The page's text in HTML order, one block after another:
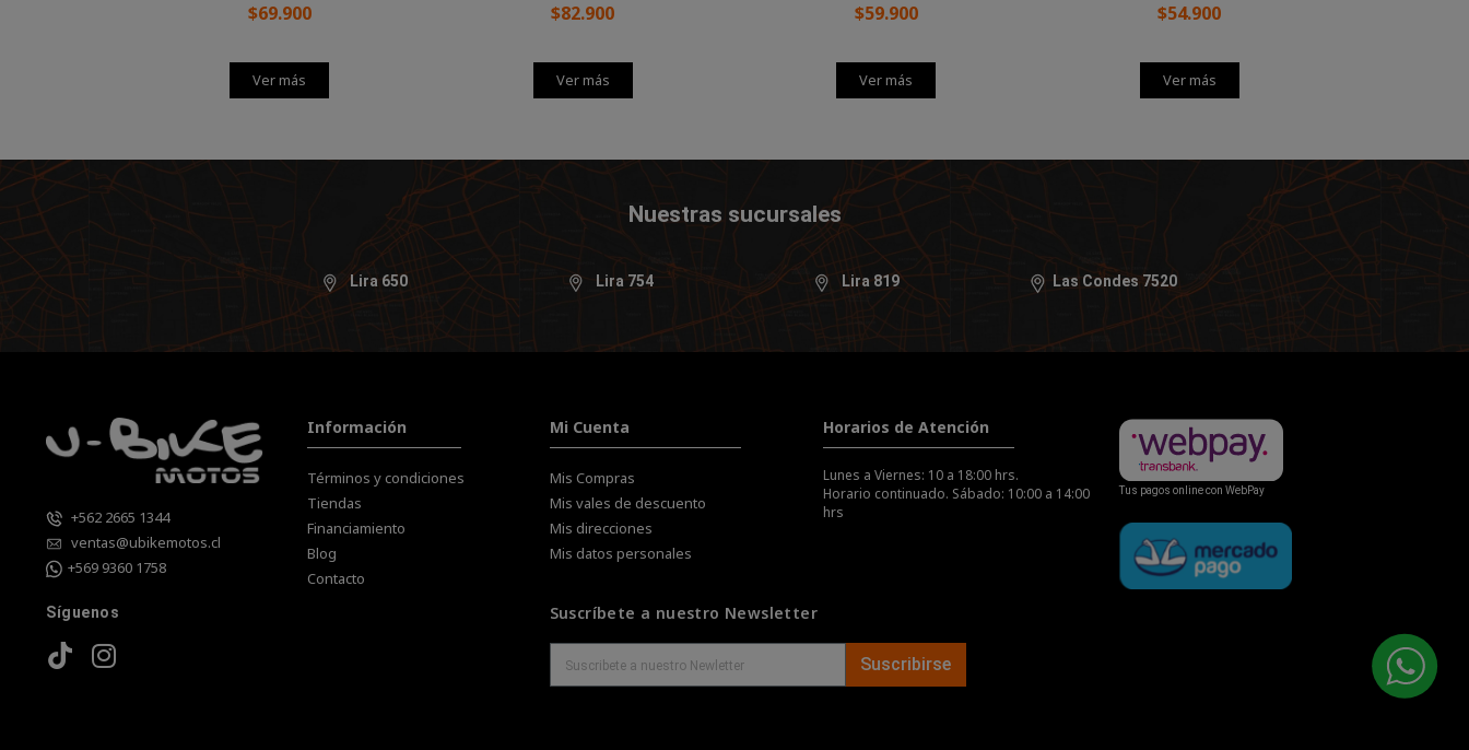
$69.900
Ver más
$82.900
Ver más
$59.900
Ver más
$54.900
Ver más
Nuestras sucursales
Lira 650 Lira 754 Lira 819 Las Condes 7520
+562 2665 1344
ventas@ubikemotos.cl
+569 9360 1758
Síguenos
Información
Términos y condiciones
Tiendas
Financiamiento
Blog
Contacto
Mi Cuenta
Mis Compras
Mis vales de descuento
Mis direcciones
Mis datos personales
Horarios de Atención
Lunes a Viernes: 10 a 18:00 hrs.
Horario continuado. Sábado: 10:00 a 14:00
hrs
Suscríbete a nuestro Newsletter
Suscribirse
Tus pagos online con WebPay